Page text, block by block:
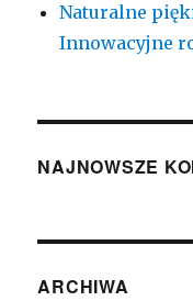
Naturalne
Innowacyjne
NAJNOWSZE
ARCHIWA